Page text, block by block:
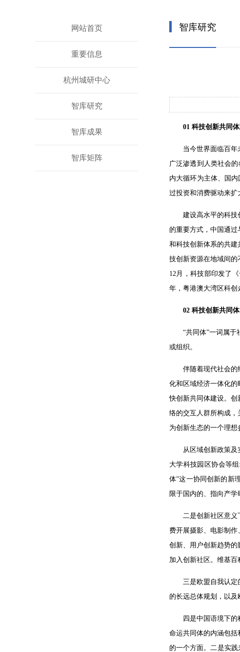
网站首页
重要信息
杭州城研中心
智库研究
智库成果
智库矩阵
智库研究
01 科技创新共同
当今世界面临百年
广泛渗透到人类社会
内大循环为主体、国
过投资和消费驱动来扩
建设高水平的科技
的重要方式，中国通
和科技创新体系的共
技创新资源在地域间
12月，科技部印发了
年，粤港澳大湾区科创
02 科技创新共同
“共同体”一词属
或组织。
伴随着现代社会的
化和区域经济一体化
快创新共同体建设。
络的交互人群所构成
为创新生态的一个理想
从区域创新政策及
大学科技园区协会等
体”这一协同创新的新
限于国内的、指向产
二是创新社区意义
费开展摄影、电影制
创新、用户创新趋势
加入创新社区。维基百
三是欧盟自我认定
的长远总体规划，以及
四是中国语境下
命运共同体的内涵包
的一个方面。二是实